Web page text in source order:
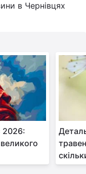
в Чернівцях
2026: